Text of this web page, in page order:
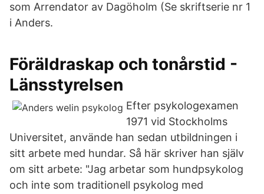
som Arrendator av Dagöholm (Se skriftserie nr 1
i Anders.
Föräldraskap och tonårstid -
Länsstyrelsen
Efter psykologexamen
1971 vid Stockholms
Universitet, använde han sedan utbildningen i
sitt arbete med hundar. Så här skriver han själv
om sitt arbete: "Jag arbetar som hundpsykolog
och inte som traditionell psykolog med